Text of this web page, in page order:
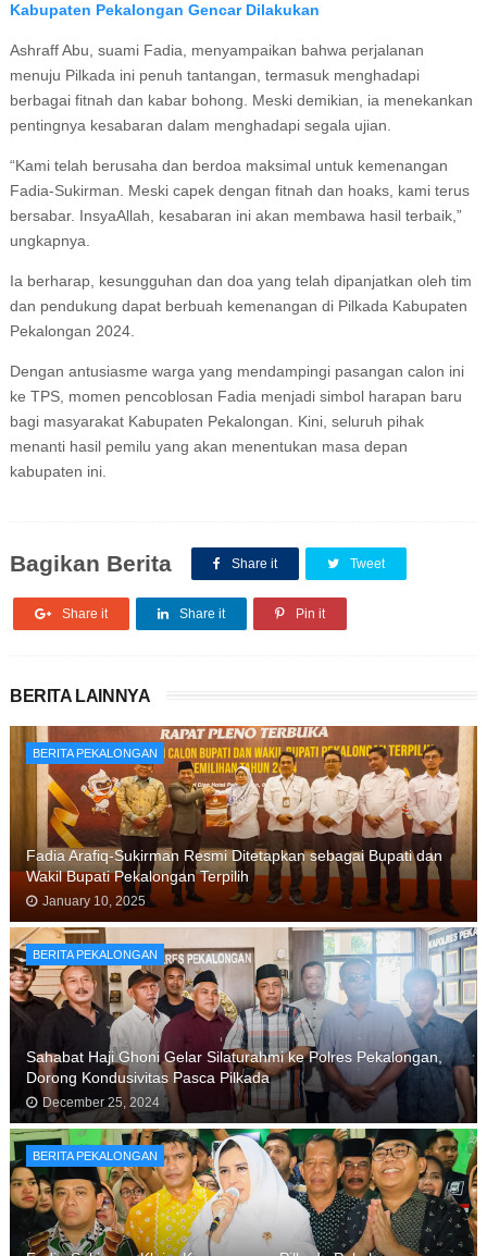
Kabupaten Pekalongan Gencar Dilakukan
Ashraff Abu, suami Fadia, menyampaikan bahwa perjalanan
menuju Pilkada ini penuh tantangan, termasuk menghadapi
berbagai fitnah dan kabar bohong. Meski demikian, ia menekankan
pentingnya kesabaran dalam menghadapi segala ujian.
“Kami telah berusaha dan berdoa maksimal untuk kemenangan
Fadia-Sukirman. Meski capek dengan fitnah dan hoaks, kami terus
bersabar. InsyaAllah, kesabaran ini akan membawa hasil terbaik,”
ungkapnya.
Ia berharap, kesungguhan dan doa yang telah dipanjatkan oleh tim
dan pendukung dapat berbuah kemenangan di Pilkada Kabupaten
Pekalongan 2024.
Dengan antusiasme warga yang mendampingi pasangan calon ini
ke TPS, momen pencoblosan Fadia menjadi simbol harapan baru
bagi masyarakat Kabupaten Pekalongan. Kini, seluruh pihak
menanti hasil pemilu yang akan menentukan masa depan
kabupaten ini.
Bagikan Berita Share it Tweet
Share it Share it Pin it
BERITA LAINNYA
BERITA PEKALONGAN
Fadia Arafiq-Sukirman Resmi Ditetapkan sebagai Bupati dan
Wakil Bupati Pekalongan Terpilih
January 10, 2025
BERITA PEKALONGAN
Sahabat Haji Ghoni Gelar Silaturahmi ke Polres Pekalongan,
Dorong Kondusivitas Pasca Pilkada
December 25, 2024
BERITA PEKALONGAN